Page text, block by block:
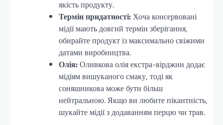
якість продукту.
Термін придатності:Хоча консервовані
мідії мають довгий термін зберігання,
обирайте продукт із максимально свіжими
датами виробництва.
Олія:Оливкова олія екстра-вірджин додає
мідіям вишуканого смаку, тоді як
соняшникова може бути більш
нейтральною. Якщо ви любите пікантність,
шукайте мідії з додаванням перцю чи трав.